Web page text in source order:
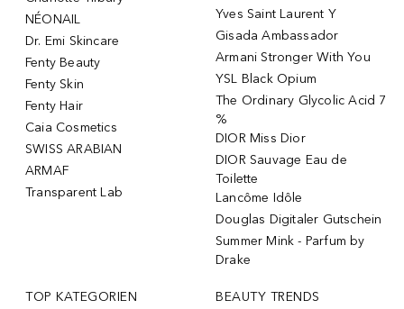
NÉONAIL
Dr. Emi Skincare
Fenty Beauty
Fenty Skin
Fenty Hair
Caia Cosmetics
SWISS ARABIAN
ARMAF
Transparent Lab
Yves Saint Laurent Y
Gisada Ambassador
Armani Stronger With You
YSL Black Opium
The Ordinary Glycolic Acid 7
%
DIOR Miss Dior
DIOR Sauvage Eau de
Toilette
Lancôme Idôle
Douglas Digitaler Gutschein
Summer Mink - Parfum by
Drake
TOP KATEGORIEN BEAUTY TRENDS